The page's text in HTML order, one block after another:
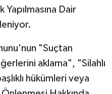
Dair
"Suçtan
aklama", "Silahlı
hükümleri veya